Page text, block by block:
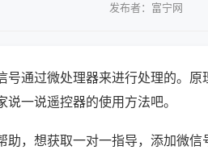
发布者：富宁网
号通过微处理器来进行处理的。
一说遥控器的使用方法吧。
助，想获取一对一指导，添加微信